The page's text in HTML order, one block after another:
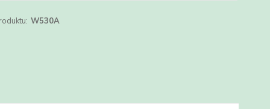
W530A